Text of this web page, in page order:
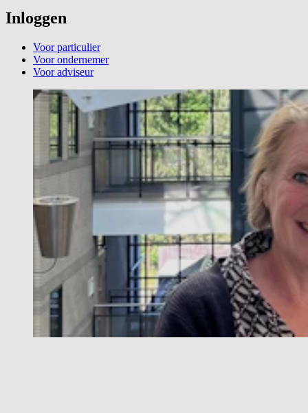
Inloggen
Voor particulier
Voor ondernemer
Voor adviseur